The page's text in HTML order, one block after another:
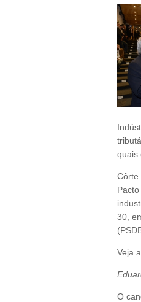
quais
Côrte
30,
Veja
O